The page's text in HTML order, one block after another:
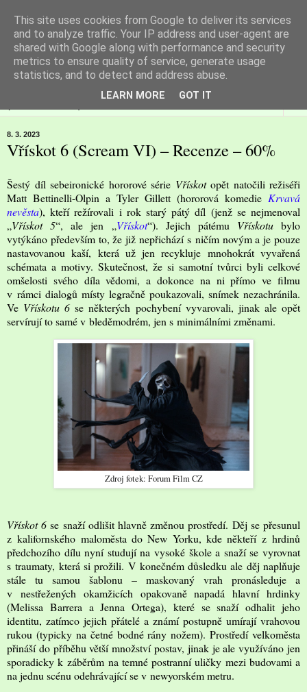
Filmspot
Recenze Honzy Vargy na filmové novinky v kinech
8. 3. 2023
Vřískot 6 (Scream VI) – Recenze – 60%
Šestý díl sebeironické hororové série Vřískotopět natočili režiséři
Matt Bettinelli-Olpin a Tyler Gillett (hororová komedie Krvavá
nevěsta), kteří režírovali i rok starý pátý díl (jenž se nejmenoval
„Vřískot 5“, ale jen „Vřískot“). Jejich pátému Vřískotubylo
vytýkáno především to, že již nepřichází s ničím novým a je pouze
nastavovanou kaší, která už jen recykluje mnohokrát vyvařená
schémata a motivy. Skutečnost, že si samotní tvůrci byli celkové
omšelosti svého díla vědomi, a dokonce na ni přímo ve filmu
v rámci dialogů místy legračně poukazovali, snímek nezachránila.
Ve Vřískotu 6 se některých pochybení vyvarovali, jinak ale opět
servírují to samé v bleděmodrém, jen s minimálními změnami.
Zdroj fotek: Forum Film CZ
Vřískot 6 se snaží odlišit hlavně změnou prostředí. Děj se přesunul
z kalifornského maloměsta do New Yorku, kde někteří z hrdinů
předchozího dílu nyní studují na vysoké škole a snaží se vyrovnat
s traumaty, která si prožili. V konečném důsledku ale děj naplňuje
stále tu samou šablonu – maskovaný vrah pronásleduje a
v nestřežených okamžicích opakovaně napadá hlavní hrdinky
(Melissa Barrera a Jenna Ortega), které se snaží odhalit jeho
identitu, zatímco jejich přátelé a známí postupně umírají vrahovou
rukou (typicky na četné bodné rány nožem). Prostředí velkoměsta
přináší do příběhu větší množství postav, jinak je ale využíváno jen
sporadicky k záběrům na temné postranní uličky mezi budovami a
na jednu scénu odehrávající se v newyorském metru.
This site uses cookies from Google to deliver its services
and to analyze traffic. Your IP address and user-agent are
shared with Google along with performance and security
metrics to ensure quality of service, generate usage
statistics, and to detect and address abuse.
LEARN MORE GOT IT